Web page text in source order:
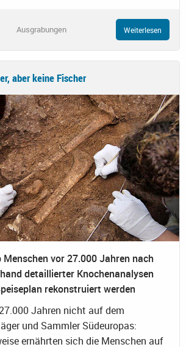
Ausgrabungen Weiterlesen
aber keine Fischer
Menschen vor 27.000 Jahren nach
detaillierter Knochenanalysen
rekonstruiert werden
Jahren nicht auf dem
und Sammler Südeuropas:
ernährten sich die Menschen auf